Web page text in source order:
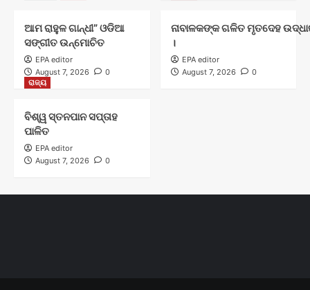
ଆମ ରାହୁଳ ଗାନ୍ଧୀ” ଓଡିଆ
ସଙ୍ଗୀତ ଉନ୍ମୋଚିତ
EPA editor
August 7, 2026
0
ନାବାଳକଙ୍କ ଗଳିତ ମୃତଦେହ
।
EPA editor
August 7, 2026
0
ରାଜ୍ୟ
ବିଶ୍ୱ ସ୍ତନପାନ ସପ୍ତାହ
ପାଳିତ
EPA editor
August 7, 2026
0